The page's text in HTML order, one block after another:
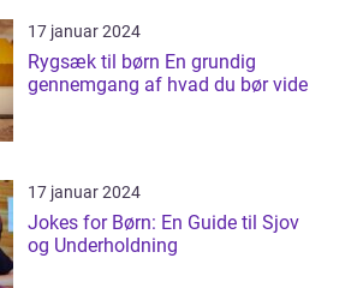
17 januar 2024
Rygsæk til børn En grundig
gennemgang af hvad du bør vide
17 januar 2024
Jokes for Børn: En Guide til Sjov
og Underholdning